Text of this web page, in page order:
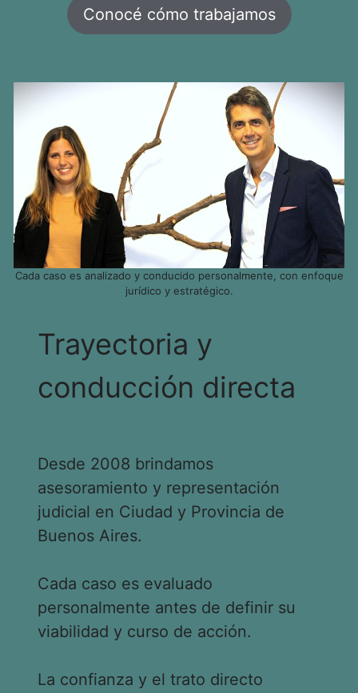
Conocé cómo trabajamos
Cada caso es analizado y conducido personalmente, con enfoque
jurídico y estratégico.
Trayectoria y
conducción directa
Desde 2008 brindamos
asesoramiento y representación
judicial en Ciudad y Provincia de
Buenos Aires.
Cada caso es evaluado
personalmente antes de definir su
viabilidad y curso de acción.
La confianza y el trato directo